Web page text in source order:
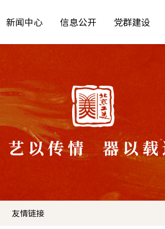
新闻中心 信息公开 党群建设
防伪查询 国首检测
友情链接